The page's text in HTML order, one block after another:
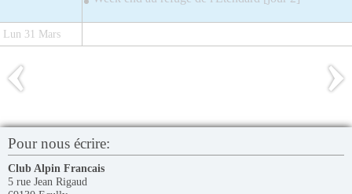
Lun 31 Mars
Pour nous écrire:
Club Alpin Francais
5 rue Jean Rigaud